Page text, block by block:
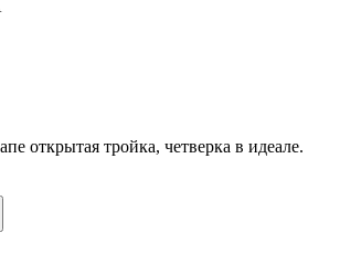
открытая тройка, четверка в идеале.